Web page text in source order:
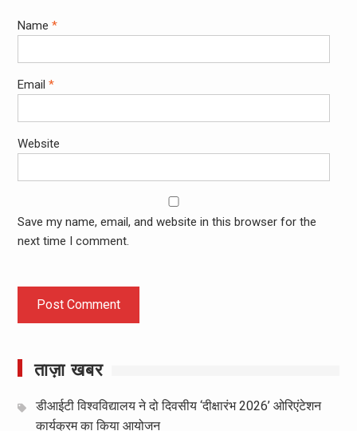
Name *
Email *
Website
Save my name, email, and website in this browser for the
next time I comment.
ताज़ा खबर
डीआईटी विश्वविद्यालय ने दो दिवसीय ‘दीक्षारंभ 2026’ ओरिएंटेशन
कार्यक्रम का किया आयोजन